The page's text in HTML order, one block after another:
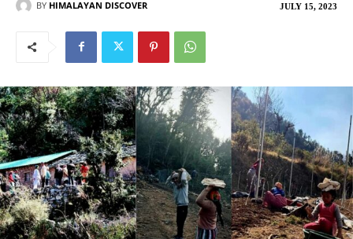
JULY 15, 2023
BY HIMALAYAN DISCOVER